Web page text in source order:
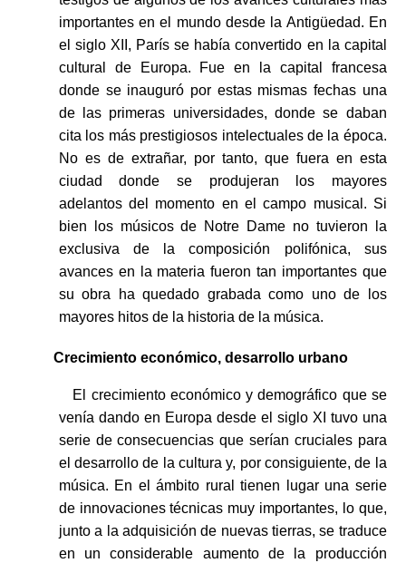
importantes en el mundo desde la Antigüedad. En
el siglo XII, París se había convertido en la capital
cultural de Europa. Fue en la capital francesa
donde se inauguró por estas mismas fechas una
de las primeras universidades, donde se daban
cita los más prestigiosos intelectuales de la época.
No es de extrañar, por tanto, que fuera en esta
ciudad donde se produjeran los mayores
adelantos del momento en el campo musical. Si
bien los músicos de Notre Dame no tuvieron la
exclusiva de la composición polifónica, sus
avances en la materia fueron tan importantes que
su obra ha quedado grabada como uno de los
mayores hitos de la historia de la música.
Crecimiento económico, desarrollo urbano
El crecimiento económico y demográfico que se
venía dando en Europa desde el siglo XI tuvo una
serie de consecuencias que serían cruciales para
el desarrollo de la cultura y, por consiguiente, de la
música. En el ámbito rural tienen lugar una serie
de innovaciones técnicas muy importantes, lo que,
junto a la adquisición de nuevas tierras, se traduce
en un considerable aumento de la producción